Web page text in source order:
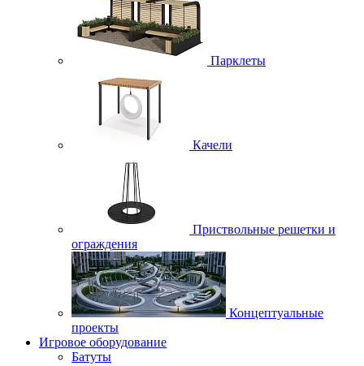
Парклеты
Качели
Приствольные решетки и
ограждения
Концептуальные
проекты
Игровое оборудование
Батуты